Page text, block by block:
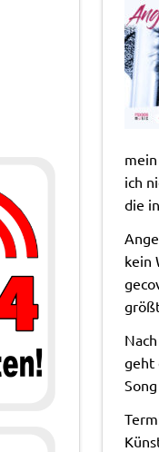
ich
die
kein
geht